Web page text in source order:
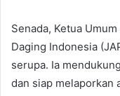
Senada, Ketua
Daging Indonesia
serupa. Ia
dan siap melaporkan